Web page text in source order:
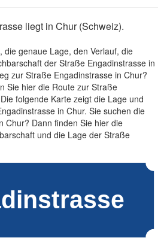
liegt in Chur (Schweiz).
die genaue Lage, den Verlauf, die
der Straße Engadinstrasse in
zur Straße Engadinstrasse in Chur?
Sie hier die Route zur Straße
folgende Karte zeigt die Lage und
in Chur. Sie suchen die
Chur? Dann finden Sie hier die
und die Lage der Straße